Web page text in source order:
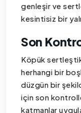
genleşir ve
kesintisiz bir
Son
Köpük
herhangi bir
düzgün bir
için son
katmanlar